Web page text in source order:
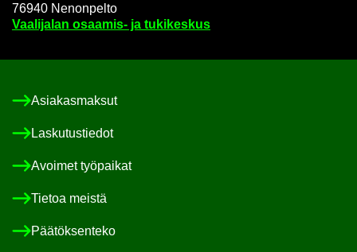
76940 Ne­non­pel­to
Vaa­li­ja­lan osaamis-​ ja tu­ki­kes­kus
Asia­kas­mak­sut
Las­ku­tus­tie­dot
Avoi­met työ­pai­kat
Tie­toa meis­tä
Pää­tök­sen­te­ko